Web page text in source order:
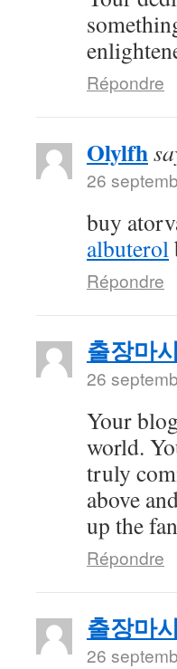
Répondre
Olylfh
26
buy
albuterol
Répondre
출장마
26
Your
world.
truly
above
up the
Répondre
출장마
26